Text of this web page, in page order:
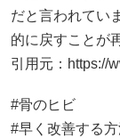
だと言われてい
的に戻すことが
引用元： https://
#骨のヒビ
#早く改善する